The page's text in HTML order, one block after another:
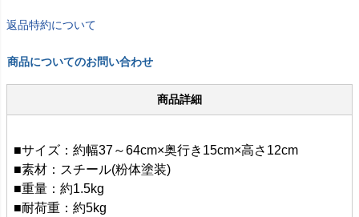
返品特約について
商品についてのお問い合わせ
商品詳細
■サイズ：約幅37～64cm×奥行き15cm×高さ12cm
■素材：スチール(粉体塗装)
■重量：約1.5kg
■耐荷重：約5kg